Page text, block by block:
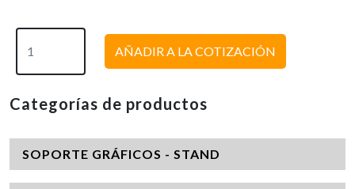
AÑADIR A LA COTIZACIÓN
Categorías de productos
SOPORTE GRÁFICOS - STAND